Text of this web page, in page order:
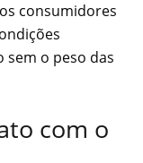
consumidores
sem o peso das
com o